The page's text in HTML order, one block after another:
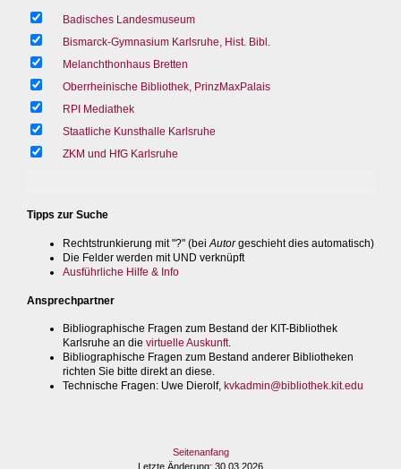
Badisches Landesmuseum
Bismarck-Gymnasium Karlsruhe, Hist. Bibl.
Melanchthonhaus Bretten
Oberrheinische Bibliothek, PrinzMaxPalais
RPI Mediathek
Staatliche Kunsthalle Karlsruhe
ZKM und HfG Karlsruhe
Tipps zur Suche
Rechtstrunkierung mit "?" (bei Autorgeschieht dies automatisch)
Die Felder werden mit UND verknüpft
Ausführliche Hilfe & Info
Ansprechpartner
Bibliographische Fragen zum Bestand der KIT-Bibliothek
Karlsruhe an die virtuelle Auskunft.
Bibliographische Fragen zum Bestand anderer Bibliotheken
richten Sie bitte direkt an diese.
Technische Fragen: Uwe Dierolf, kvkadmin@bibliothek.kit.edu
Seitenanfang
Letzte Änderung: 30.03.2026